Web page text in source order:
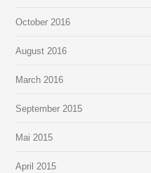
October 2016
August 2016
March 2016
September 2015
Mai2015
April 2015